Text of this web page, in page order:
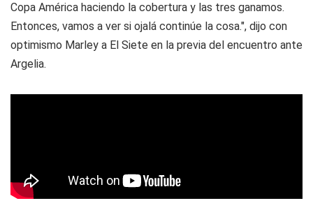
Copa América haciendo la cobertura y las tres ganamos.
Entonces, vamos a ver si ojalá continúe la cosa.", dijo con
optimismo Marley a El Siete en la previa del encuentro ante
Argelia.